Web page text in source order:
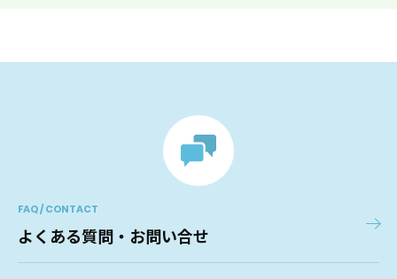
FAQ / CONTACT
よくある質問・お問い合せ